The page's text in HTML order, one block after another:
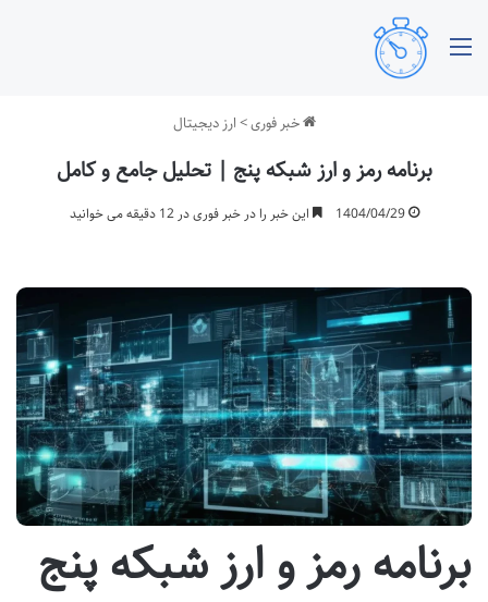
خبر فوری> ارز دیجیتال
برنامه رمز و ارز شبکه پنج | تحلیل جامع و کامل
1404/04/29 این خبر را در خبر فوری در 12 دقیقه می خوانید
برنامه رمز و ارز شبکه پنج